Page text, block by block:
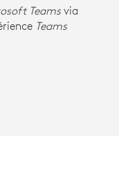
Teamsvia
Teams